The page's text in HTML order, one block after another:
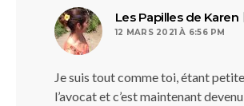
Les Papilles de Karen
12 MARS 2021 À 6:56 PM
Je suis tout comme toi, étant
l’avocat et c’est maintenant